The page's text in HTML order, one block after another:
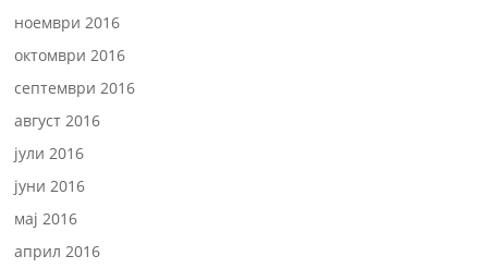
ноември 2016
октомври 2016
септември 2016
август 2016
јули 2016
јуни 2016
мај 2016
април 2016